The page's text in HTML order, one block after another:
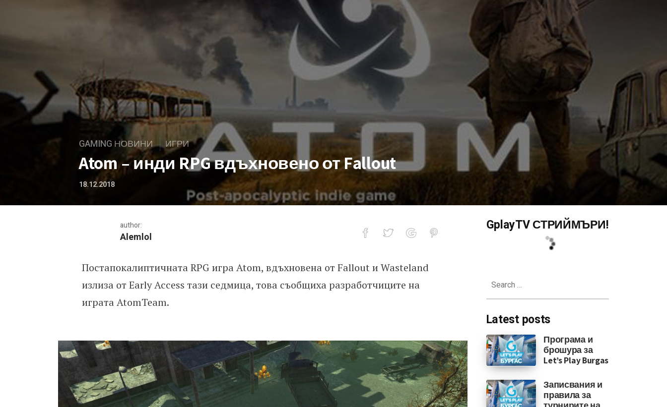
GAMING НОВИНИ ИГРИ
Atom – инди RPG вдъхновено от Fallout
18.12.2018
author:
Alemlol
Atom – инди RPG вдъхновено от Fallout
Постапокалиптичната RPG игра Atom, вдъхновена от Fallout и Wasteland
излиза от Early Access тази седмица, това съобщиха разработчиците на
играта AtomTeam.
GplayTV СТРИЙМЪРИ!
for:
Latest posts
Програма и
брошура за
Let’s Play Burgas
Записвания и
правила за